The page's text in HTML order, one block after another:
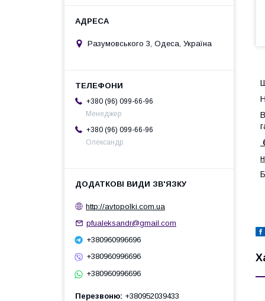
Разумовського 3, Одеса, Україна
+380 (96) 099-66-96
Менеджер
+380 (96) 099-66-96
Олександр
http://avtopolki.com.ua
pfualeksandr@gmail.com
+380960996696
+380960996696
+380960996696
Перезвоню +380952039433